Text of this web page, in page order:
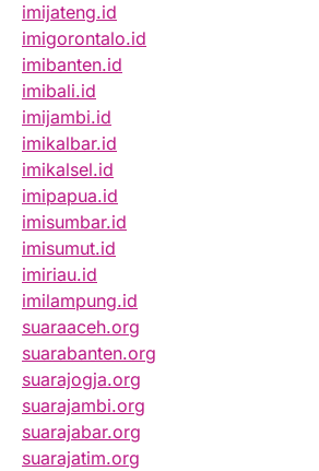
imijateng.id
imigorontalo.id
imibanten.id
imibali.id
imijambi.id
imikalbar.id
imikalsel.id
imipapua.id
imisumbar.id
imisumut.id
imiriau.id
imilampung.id
suaraaceh.org
suarabanten.org
suarajogja.org
suarajambi.org
suarajabar.org
suarajatim.org